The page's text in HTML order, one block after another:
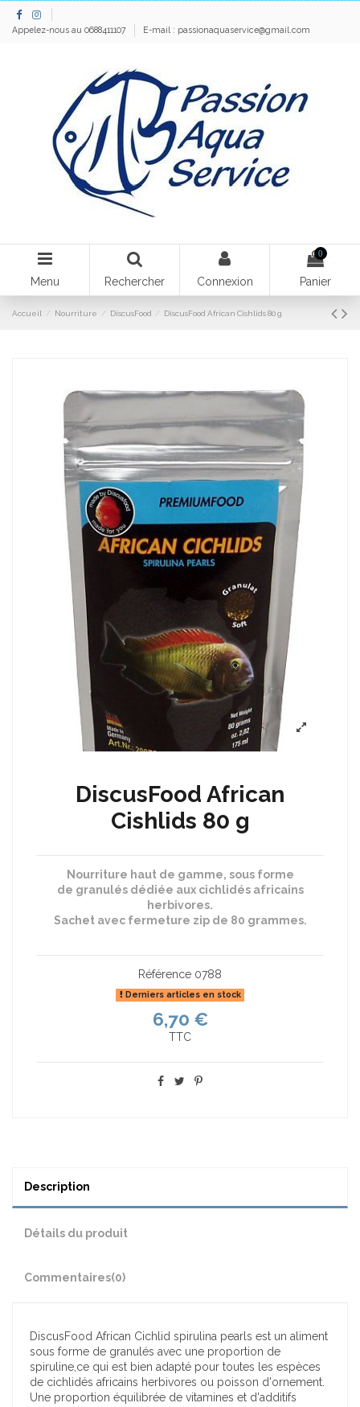
Appelez-nous au 0688411107 E-mail : passionaquaservice@gmail.com
Menu Rechercher Connexion
0
Panier
Accueil Nourriture DiscusFood DiscusFood African Cishlids 80 g
DiscusFood African
Cishlids 80 g
Nourriture haut de gamme, sous forme
de granulés dédiée aux cichlidés africains
herbivores.
Sachet avec fermeture zip de 80 grammes.
Référence 0788
Derniers articles en stock
6,70 €
TTC
Description
Détails du produit
Commentaires(0)
DiscusFood African Cichlid spirulina pearls est un aliment
sous forme de granulés avec une proportion de
spiruline,ce qui est bien adapté pour toutes les espèces
de cichlidés africains herbivores ou poisson d'ornement.
Une proportion équilibrée de vitamines et d'additifs